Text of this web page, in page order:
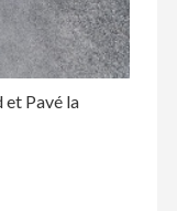
Pavé la